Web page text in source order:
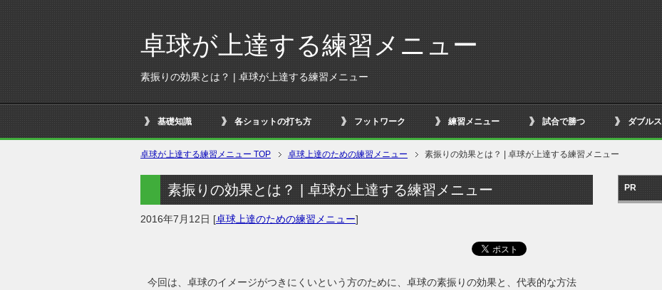
卓球が上達する練習メニュー
素振りの効果とは？ | 卓球が上達する練習メニュー
基礎知識 各ショットの打ち方 フットワーク 練習メニュー 試合で勝つ ダブルス
卓球が上達する練習メニュー TOP 卓球上達のための練習メニュー 素振りの効果とは？ | 卓球が上達する練習メニュー
素振りの効果とは？ | 卓球が上達する練習メニュー
2016年7月12日 [卓球上達のための練習メニュー]
今回は、卓球のイメージがつきにくいという方のために、卓球の素振りの効果と、代表的な方法
PR